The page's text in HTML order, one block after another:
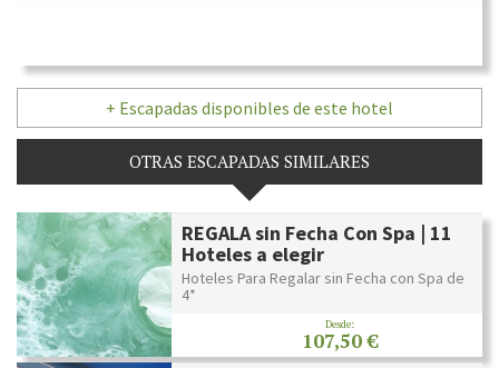
+ Escapadas disponibles de este hotel
OTRAS ESCAPADAS SIMILARES
REGALA sin Fecha Con Spa | 11
Hoteles a elegir
Hoteles Para Regalar sin Fecha con Spa de
4*
Desde:
107,50 €